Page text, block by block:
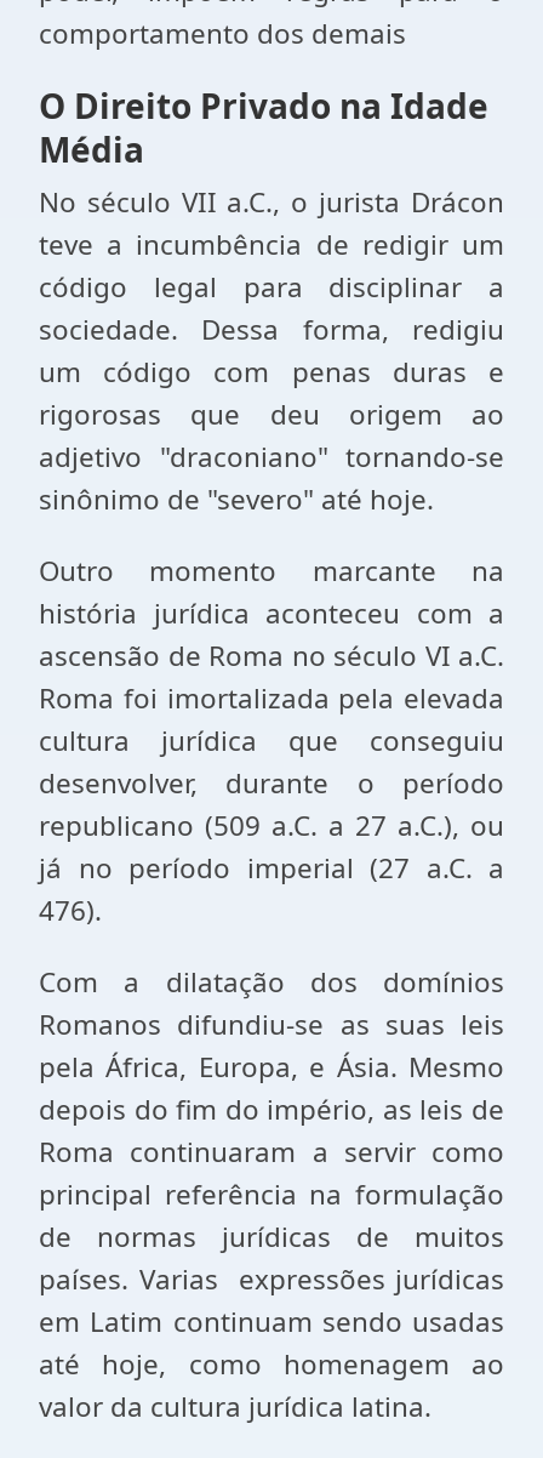
comportamento dos demais
O Direito Privado na Idade
Média
No século VII a.C., o jurista Drácon
teve a incumbência de redigir um
código legal para disciplinar a
sociedade. Dessa forma, redigiu
um código com penas duras e
rigorosas que deu origem ao
adjetivo "draconiano" tornando-se
sinônimo de "severo" até hoje.
Outro momento marcante na
história jurídica aconteceu com a
ascensão de Roma no século VI a.C.
Roma foi imortalizada pela elevada
cultura jurídica que conseguiu
desenvolver, durante o período
republicano (509 a.C. a 27 a.C.), ou
já no período imperial (27 a.C. a
476).
Com a dilatação dos domínios
Romanos difundiu-se as suas leis
pela África, Europa, e Ásia. Mesmo
depois do fim do império, as leis de
Roma continuaram a servir como
principal referência na formulação
de normas jurídicas de muitos
países. Varias expressões jurídicas
em Latim continuam sendo usadas
até hoje, como homenagem ao
valor da cultura jurídica latina.